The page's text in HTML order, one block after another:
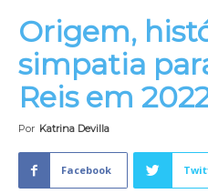
Origem,
simpatia
Reis em
Por Katrina Devilla
Facebook